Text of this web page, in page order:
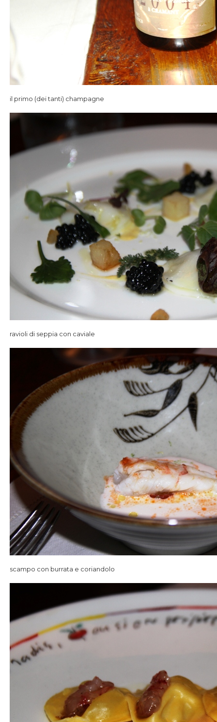
il primo (dei tanti) champagne
ravioli di seppia con caviale
scampo con burrata e coriandolo